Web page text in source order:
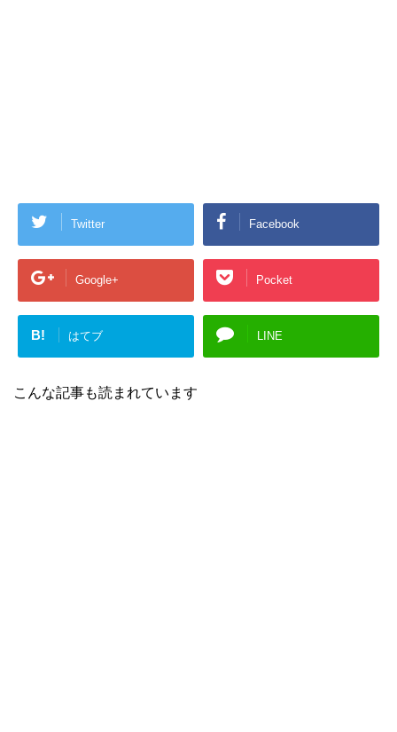
Twitter Facebook
Google+ Pocket
B! はてブ LINE
こんな記事も読まれています